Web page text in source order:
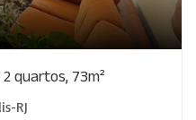
quartos, 73m²
RJ